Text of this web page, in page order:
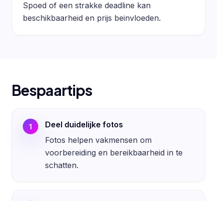
Spoed of een strakke deadline kan
beschikbaarheid en prijs beinvloeden.
Bespaartips
1
Deel duidelijke fotos
Fotos helpen vakmensen om
voorbereiding en bereikbaarheid in te
schatten.